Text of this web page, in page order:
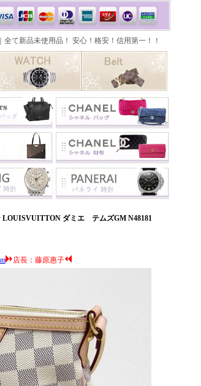
LOUISVUITTON ダミエ テムズGM N48181
店長：藤原惠子